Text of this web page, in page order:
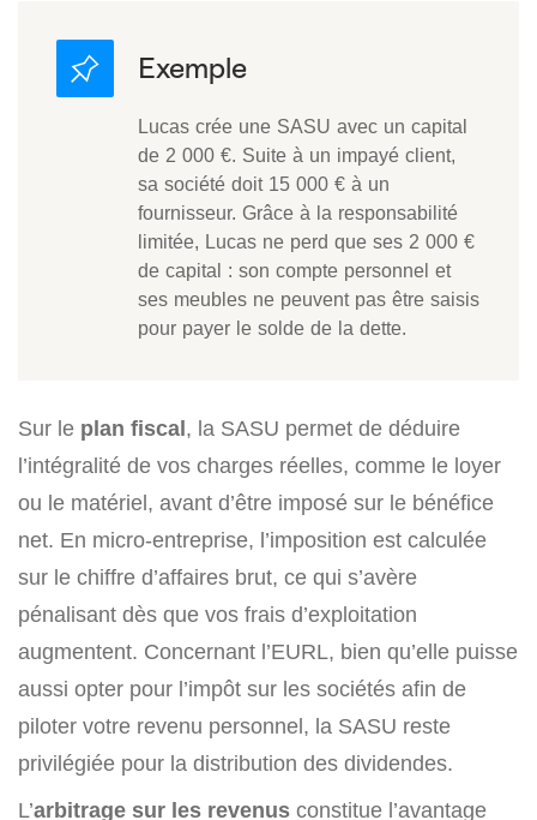
Lucas crée une SASU avec un capital
de 2 000 €. Suite à un impayé client,
sa société doit 15 000 € à un
fournisseur. Grâce à la responsabilité
limitée, Lucas ne perd que ses 2 000 €
de capital : son compte personnel et
ses meubles ne peuvent pas être saisis
pour payer le solde de la dette.
Sur le plan fiscal, la SASU permet de déduire
l’intégralité de vos charges réelles, comme le loyer
ou le matériel, avant d’être imposé sur le bénéfice
net. En micro-entreprise, l’imposition est calculée
sur le chiffre d’affaires brut, ce qui s’avère
pénalisant dès que vos frais d’exploitation
augmentent. Concernant l’EURL, bien qu’elle puisse
aussi opter pour l’impôt sur les sociétés afin de
piloter votre revenu personnel, la SASU reste
privilégiée pour la distribution des dividendes.
L’arbitrage sur les revenus constitue l’avantage